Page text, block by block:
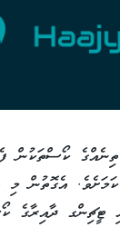
ކޯސްތަކުން
ޓީޗިންގ ދާއިރާގެ